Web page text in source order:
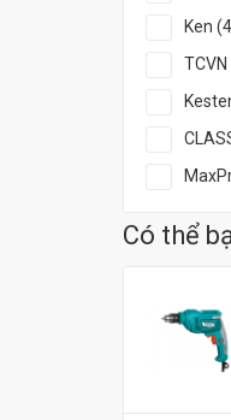
Ken
TCVN
Có thể